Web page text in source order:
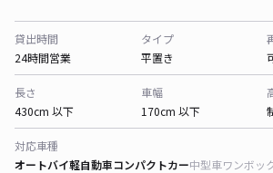
貸出時間
24時間営業
タイプ
平置き
長さ
430cm 以下
車幅
170cm 以下
対応車種
オートバイ軽自動車コンパクトカー中型車ワンボッ